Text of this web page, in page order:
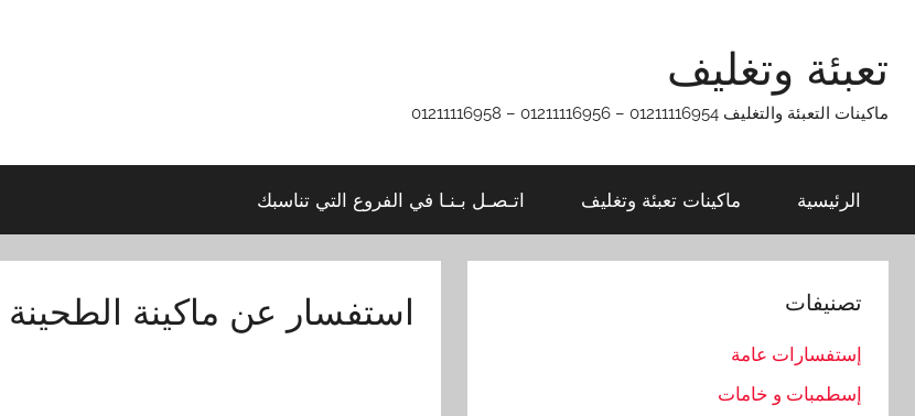
content
تعبئة وتغليف
ماكينات التعبئة والتغليف 01211116954 – 01211116956 – 01211116958
الرئيسية ماكينات تعبئة وتغليف اتـصـل بـنـا في الفروع التي تناسبك
استفسار عن ماكينة الطحينة تصنيفات
إستفسارات عامة
إسطمبات و خامات